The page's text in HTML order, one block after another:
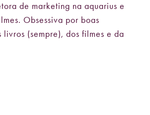
de marketing na aquarius e
Obsessiva por boas
livros (sempre), dos filmes e da